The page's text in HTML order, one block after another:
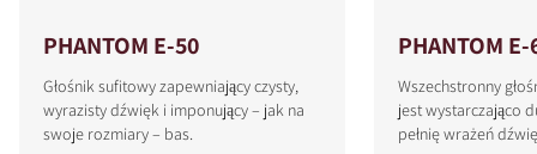
PHANTOM E-50
Głośnik sufitowy zapewniający czysty,
wyrazisty dźwięk i imponujący – jak na
swoje rozmiary – bas.
PHANTOM E-
Wszechstronny
jest wystarczająco
pełnię wrażeń